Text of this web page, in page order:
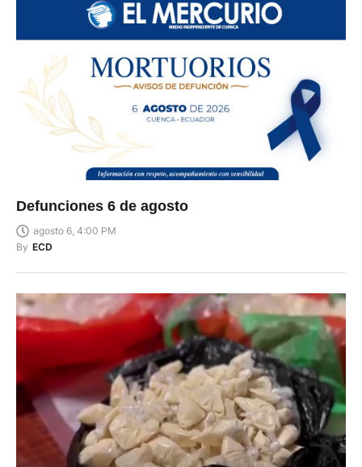
Defunciones 6 de agosto
agosto 6, 4:00 PM
By ECD